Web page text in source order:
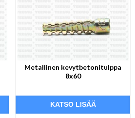
Metallinen kevytbetonitulppa
8x60
KATSO LISÄÄ